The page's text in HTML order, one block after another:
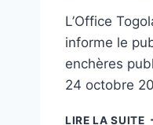
L’Office
informe le
enchères
24 octobre
LIRE LA SUITE